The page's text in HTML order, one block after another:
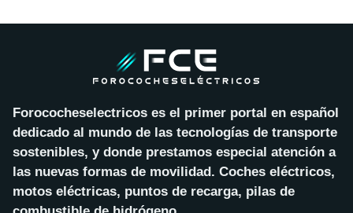
Forococheselectricos es el primer portal en español
dedicado al mundo de las tecnologías de transporte
sostenibles, y donde prestamos especial atención a
las nuevas formas de movilidad. Coches eléctricos,
motos eléctricas, puntos de recarga, pilas de